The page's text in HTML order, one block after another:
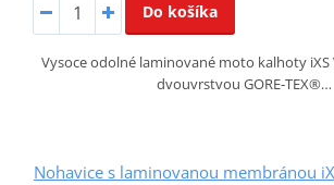
Do košíka
Vysoce odolné laminované moto kalhoty iXS
dvouvrstvou GORE‑TEX®…
Nohavice s laminovanou membránou